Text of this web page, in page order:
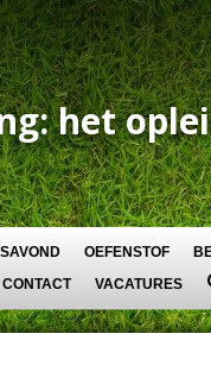
het
OEFENSTOF
CONTACT VACATURES